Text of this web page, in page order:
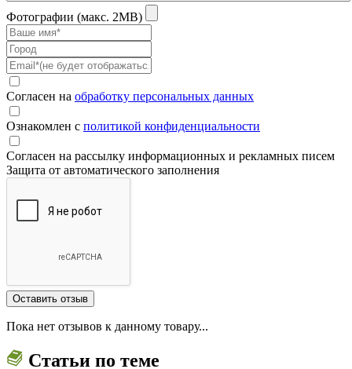
Фотографии (макс. 2MB)
Согласен на обработку персональных данных
Ознакомлен с политикой конфиденциальности
Согласен на рассылку информационных и рекламных писем
Защита от автоматического заполнения
Пока нет отзывов к данному товару...
Статьи по теме